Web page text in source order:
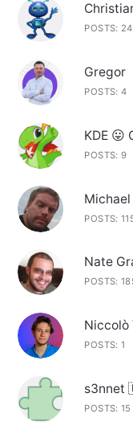
POSTS:
Gregor
POSTS: 4
KDE 😛
POSTS: 9
POSTS:
Nate
POSTS:
Niccolò
POSTS: 1
POSTS: 15